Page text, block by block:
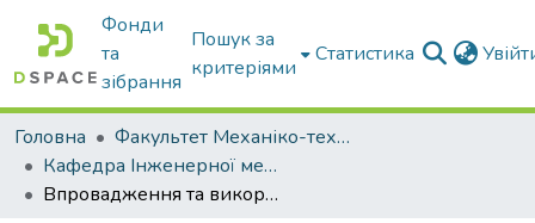
Фонди
та
зібрання
Пошук за
критеріями
Статистика
Головна
Факультет Механіко-технологічний
Кафедра Інженерної механіки та комп'ютерного проектування
Впровадження та використання комп'ютерних технологій для вирішення задач опору матеріалів